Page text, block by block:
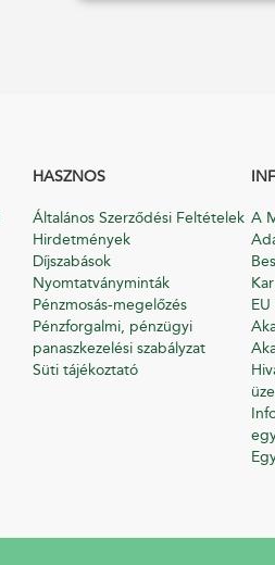
HASZNOS
Általános Szerződési Feltételek
Hirdetmények
Díjszabások
Nyomtatványminták
Pénzmosás-megelőzés
Pénzforgalmi, pénzügyi
panaszkezelési szabályzat
Süti tájékoztató
A